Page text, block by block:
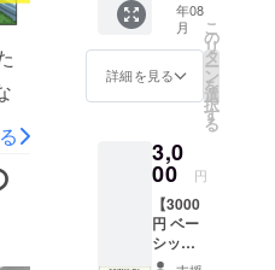
をお願
い致し
ます！
また、
には、
心を込
めてお
礼の
メッ
セージ
てい
る、オ
リジナ
ル漫画
になり
ます！
トー
リー
2019年
アメリ
カ、DJ
活動を
してい
年08
月
詳細を見る
こ
の
リ
タ
ー
ン
を
選
択
す
る
3,0
00 円
【3000
円 ベー
シック
セッ